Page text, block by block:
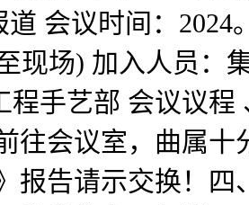
会议时间：2024
现场) 加入人员：
手艺部 会议议
往会议室，曲属
报告请示交换！